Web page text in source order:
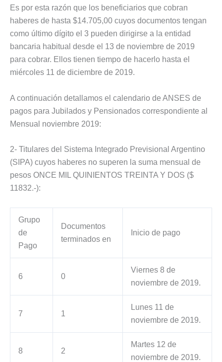
Es por esta razón que los beneficiarios que cobran
haberes de hasta $14.705,00 cuyos documentos tengan
como último dígito el 3 pueden dirigirse a la entidad
bancaria habitual desde el 13 de noviembre de 2019
para cobrar. Ellos tienen tiempo de hacerlo hasta el
miércoles 11 de diciembre de 2019.
A continuación detallamos el calendario de ANSES de
pagos para Jubilados y Pensionados correspondiente al
Mensual noviembre 2019:
2- Titulares del Sistema Integrado Previsional Argentino
(SIPA) cuyos haberes no superen la suma mensual de
pesos ONCE MIL QUINIENTOS TREINTA Y DOS ($
11832.-):
Grupo
de
Pago
Documentos
terminados en
Inicio de pago
6 0
Viernes 8 de
noviembre de 2019.
7 1
Lunes 11 de
noviembre de 2019.
8 2
Martes 12 de
noviembre de 2019.